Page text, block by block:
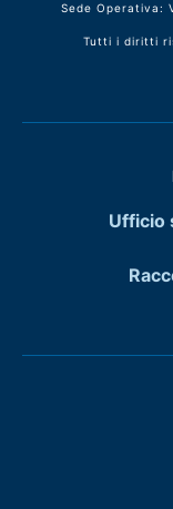
Sede Operativa:
Tutti i diritti
Ufficio